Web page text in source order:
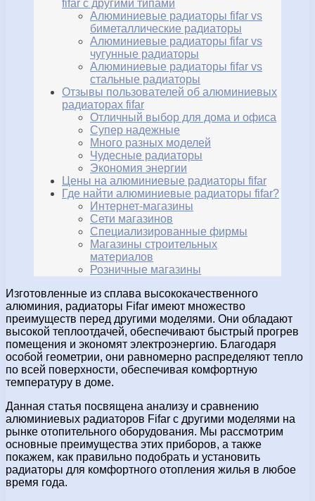
fifar с другими типами
Алюминиевые радиаторы fifar vs
биметаллические радиаторы
Алюминиевые радиаторы fifar vs
чугунные радиаторы
Алюминиевые радиаторы fifar vs
стальные радиаторы
Отзывы пользователей об алюминиевых
радиаторах fifar
Отличный выбор для дома и офиса
Супер надежные
Много разных моделей
Чудесные радиаторы
Экономия энергии
Цены на алюминиевые радиаторы fifar
Где найти алюминиевые радиаторы fifar?
Интернет-магазины
Сети магазинов
Специализированные фирмы
Магазины строительных
материалов
Розничные магазины
Изготовленные из сплава высококачественного
алюминия, радиаторы Fifar имеют множество
преимуществ перед другими моделями. Они обладают
высокой теплоотдачей, обеспечивают быстрый прогрев
помещения и экономят электроэнергию. Благодаря
особой геометрии, они равномерно распределяют тепло
по всей поверхности, обеспечивая комфортную
температуру в доме.
Данная статья посвящена анализу и сравнению
алюминиевых радиаторов Fifar с другими моделями на
рынке отопительного оборудования. Мы рассмотрим
основные преимущества этих приборов, а также
покажем, как правильно подобрать и установить
радиаторы для комфортного отопления жилья в любое
время года.